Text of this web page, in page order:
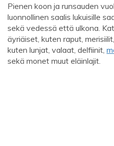
Pienen koon ja runsauden
luonnollinen saalis lukuisille
sekä vedessä että ulkona.
äyriäiset, kuten raput,
kuten lunjat, valaat, delfiinit,
sekä monet muut eläinlajit.